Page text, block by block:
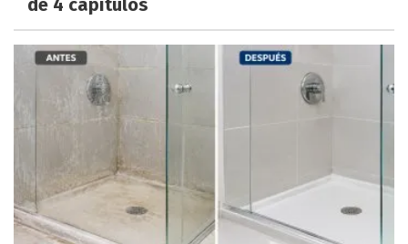
de 4 capítulos